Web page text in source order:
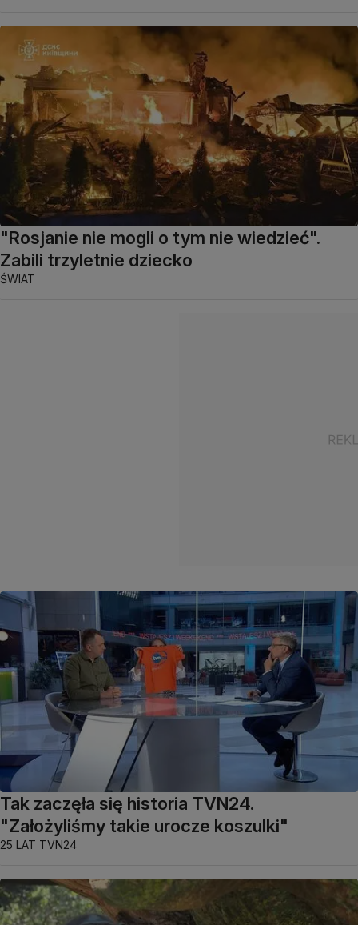
"Rosjanie nie mogli o tym nie wiedzieć".
Zabili trzyletnie dziecko
ŚWIAT
Tak zaczęła się historia TVN24.
"Założyliśmy takie urocze koszulki"
25 LAT TVN24